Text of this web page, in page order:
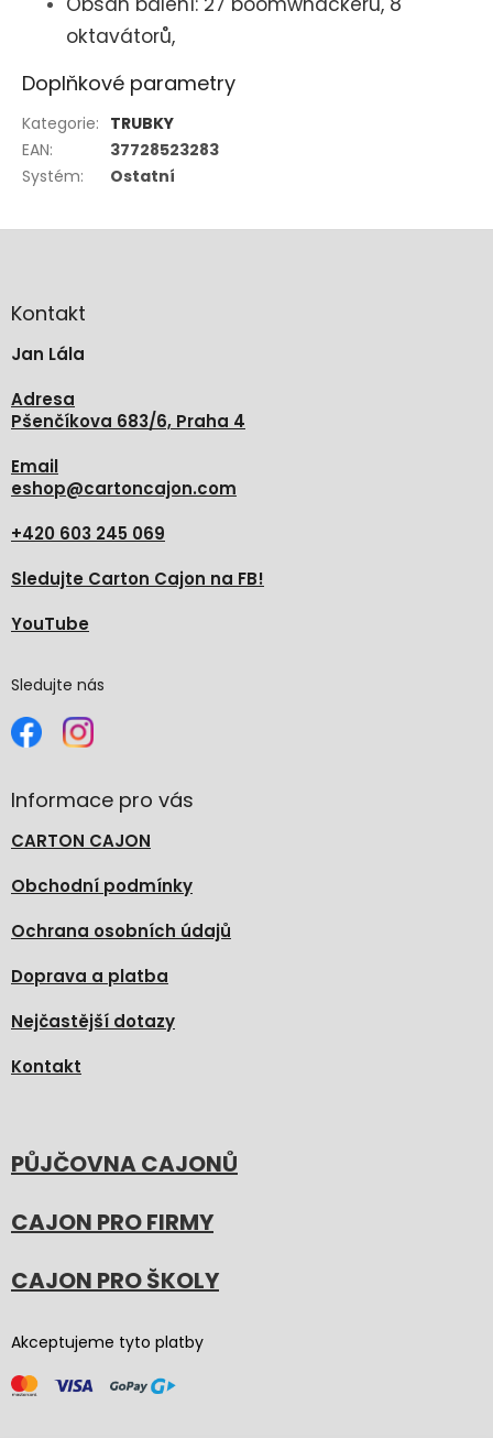
oktavátorů,
Doplňkové parametry
Kategorie: TRUBKY
EAN:
37728523283
Systém: Ostatní
aKontakt
Jan Lála
Adresa
Pšenčíkova 683/6, Praha 4
Email
eshop@cartoncajon.com
+420 603 245 069
Sledujte Carton Cajon na FB!
YouTube
Sledujte nás
Informace pro vás
CARTON CAJON
Obchodní podmínky
Ochrana osobních údajů
Doprava a platba
Nejčastější dotazy
Kontakt
PŮJČOVNA CAJONŮ
CAJON PRO FIRMY
CAJON PRO ŠKOLY
Akceptujeme tyto platby